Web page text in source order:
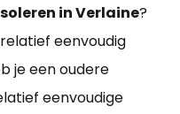
in Verlaine?
eenvoudig
je een oudere
eenvoudige